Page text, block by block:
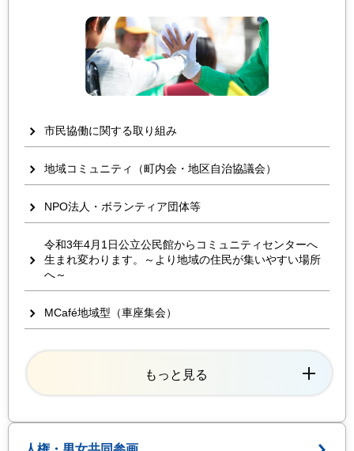
市民協働に関する取り組み
地域コミュニティ（町内会・地区自治協議会）
NPO法人・ボランティア団体等
令和3年4月1日公立公民館からコミュニティセンターへ
生まれ変わります。～より地域の住民が集いやすい場所
へ～
MCafé地域型（車座集会）
もっと見る